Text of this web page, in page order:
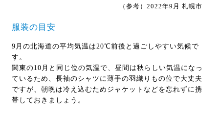
（参考）2022年9月 札幌市
服装の目安
9月の北海道の平均気温は20℃前後と過ごしやすい気候で
す。
関東の10月と同じ位の気温で、昼間は秋らしい気温になっ
ているため、長袖のシャツに薄手の羽織りもの位で大丈夫
ですが、朝晩は冷え込むためジャケットなどを忘れずに携
帯しておきましょう。